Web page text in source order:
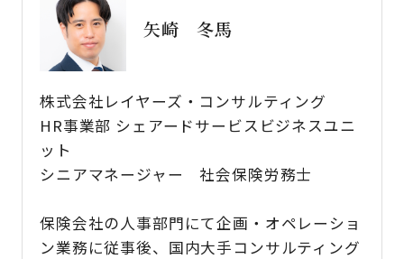
矢崎 冬馬
株式会社レイヤーズ・コンサルティング
HR事業部 シェアードサービスビジネスユニ
ット
シニアマネージャー 社会保険労務士
保険会社の人事部門にて企画・オペレーショ
ン業務に従事後、国内大手コンサルティング